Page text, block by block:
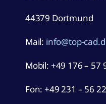
44379 Dortmund
Mail: info@top-
Mobil: +49 176 – 57
Fon: +49 231 – 56